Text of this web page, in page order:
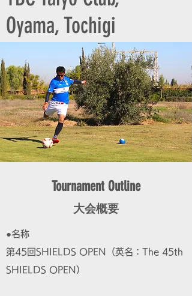
Oyama, Tochigi
Tournament Outline
大会概要
●名称
第45回SHIELDS OPEN（英名：The 45th
SHIELDS OPEN）